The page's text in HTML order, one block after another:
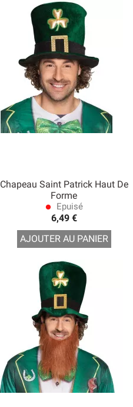
Chapeau Saint Patrick Haut De
Forme
lens Epuisé
6,49 €
AJOUTER AU PANIER